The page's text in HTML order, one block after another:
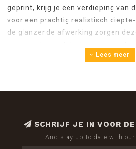
geprint, krijg je een verdieping van
voor een prachtig realistisch
de glanzende afwerking zorgen
Het schilderij is eenvoudig op te
en daarmee uiterst
Lees meer
SCHRIJF JE IN VOOR DE
And stay up to date with